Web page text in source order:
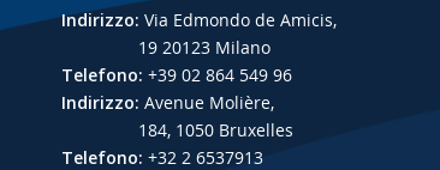
Indirizzo: Via Edmondo de Amicis,
19 20123 Milano
Telefono: +39 02 864 549 96
Indirizzo: Avenue Molière,
184, 1050 Bruxelles
Telefono: +32 2 6537913